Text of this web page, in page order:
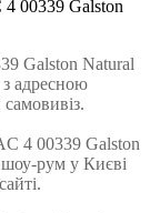
00339 Galston
Galston Natural
адресною
4 00339 Galston
рум у Києві